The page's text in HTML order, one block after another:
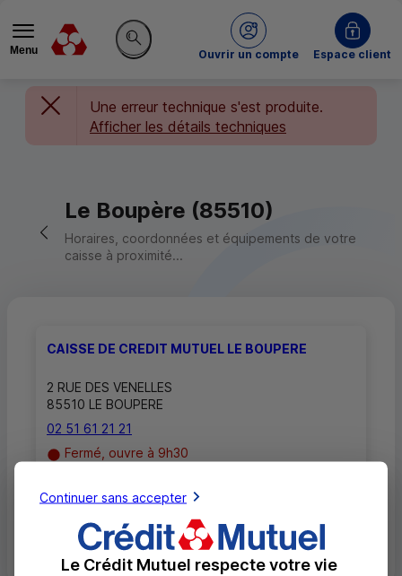
Menu
Rechercher sur le site
Ouvrir un compte
du Crédit MutuelEspace client
Une erreur technique s'est produite.
Afficher les détails techniques
Retour vers la page précédente
Le Boupère (85510)
Horaires, coordonnées et équipements de votre
caisse à proximité...
CAISSE DE CREDIT MUTUEL LE BOUPERE
2 RUE DES VENELLES
85510 LE BOUPERE
02 51 61 21 21
Fermé, ouvre à 9h30
Toutes les localités
Continuer sans accepter
Le Crédit Mutuel respecte votre vie